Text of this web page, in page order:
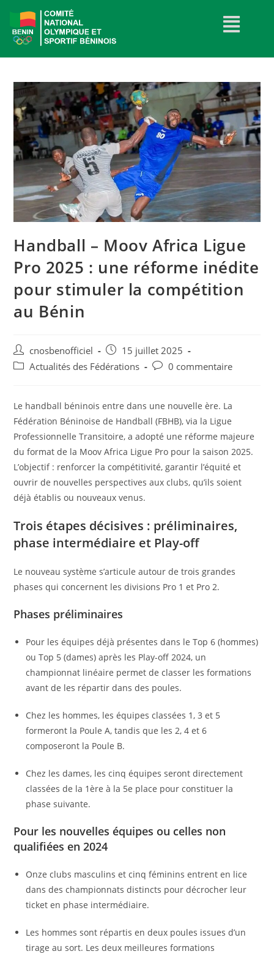
Handball – Moov Africa Ligue
Pro 2025 : une réforme inédite
pour stimuler la compétition
au Bénin
cnosbenofficiel
15 juillet 2025
Actualités des Fédérations
0 commentaire
Le handball béninois entre dans une nouvelle ère. La
Fédération Béninoise de Handball (FBHB), via la Ligue
Professionnelle Transitoire, a adopté une réforme majeure
du format de la Moov Africa Ligue Pro pour la saison 2025.
L’objectif : renforcer la compétitivité, garantir l’équité et
ouvrir de nouvelles perspectives aux clubs, qu’ils soient
déjà établis ou nouveaux venus.
Trois étapes décisives : préliminaires,
phase intermédiaire et Play-off
Le nouveau système s’articule autour de trois grandes
phases qui concernent les divisions Pro 1 et Pro 2.
Phases préliminaires
Pour les équipes déjà présentes dans le Top 6 (hommes)
ou Top 5 (dames) après les Play-off 2024, un
championnat linéaire permet de classer les formations
avant de les répartir dans des poules.
Chez les hommes, les équipes classées 1, 3 et 5
formeront la Poule A, tandis que les 2, 4 et 6
composeront la Poule B.
Chez les dames, les cinq équipes seront directement
classées de la 1ère à la 5e place pour constituer la
phase suivante.
Pour les nouvelles équipes ou celles non
qualifiées en 2024
Onze clubs masculins et cinq féminins entrent en lice
dans des championnats distincts pour décrocher leur
ticket en phase intermédiaire.
Les hommes sont répartis en deux poules issues d’un
tirage au sort. Les deux meilleures formations